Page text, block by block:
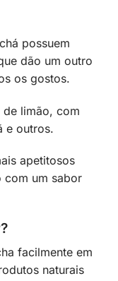
possuem
dão um outro
os gostos.
de limão, com
e outros.
apetitosos
com um sabor
facilmente em
naturais